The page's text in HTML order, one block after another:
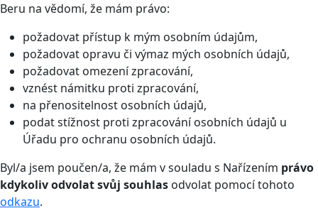
Beru na vědomí, že mám právo:
požadovat přístup k mým osobním údajům,
požadovat opravu či výmaz mých osobních údajů,
požadovat omezení zpracování,
vznést námitku proti zpracování,
na přenositelnost osobních údajů,
podat stížnost proti zpracování osobních údajů u
Úřadu pro ochranu osobních údajů.
Byl/a jsem poučen/a, že mám v souladu s Nařízením právo
kdykoliv odvolat svůj souhlas odvolat pomocí tohoto
odkazu.